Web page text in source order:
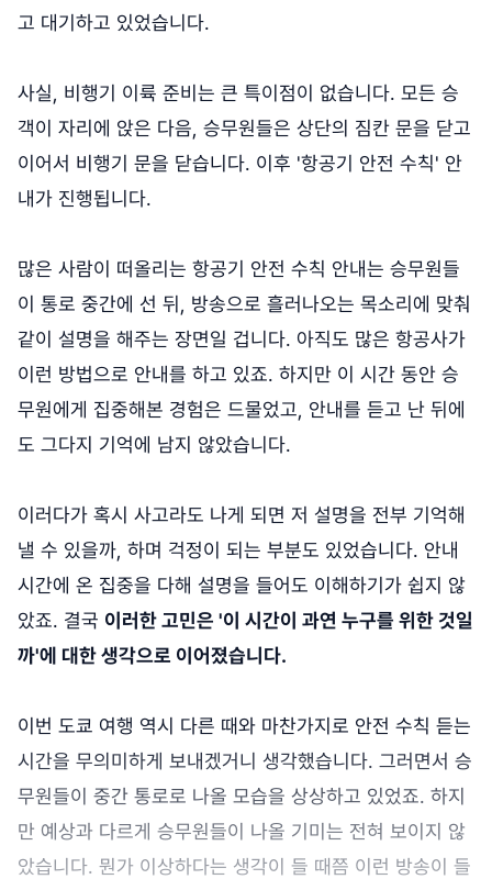
고 대기하고 있었습니다.
사실, 비행기 이륙 준비는 큰 특이점이 없습니다. 모든 승
객이 자리에 앉은 다음, 승무원들은 상단의 짐칸 문을 닫고
이어서 비행기 문을 닫습니다. 이후 '항공기 안전 수칙' 안
내가 진행됩니다.
많은 사람이 떠올리는 항공기 안전 수칙 안내는 승무원들
이 통로 중간에 선 뒤, 방송으로 흘러나오는 목소리에 맞춰
같이 설명을 해주는 장면일 겁니다. 아직도 많은 항공사가
이런 방법으로 안내를 하고 있죠. 하지만 이 시간 동안 승
무원에게 집중해본 경험은 드물었고, 안내를 듣고 난 뒤에
도 그다지 기억에 남지 않았습니다.
이러다가 혹시 사고라도 나게 되면 저 설명을 전부 기억해
낼 수 있을까, 하며 걱정이 되는 부분도 있었습니다. 안내
시간에 온 집중을 다해 설명을 들어도 이해하기가 쉽지 않
았죠. 결국 이러한 고민은 '이 시간이 과연 누구를 위한 것일
까'에 대한 생각으로 이어졌습니다.
이번 도쿄 여행 역시 다른 때와 마찬가지로 안전 수칙 듣는
시간을 무의미하게 보내겠거니 생각했습니다. 그러면서 승
무원들이 중간 통로로 나올 모습을 상상하고 있었죠. 하지
만 예상과 다르게 승무원들이 나올 기미는 전혀 보이지 않
았습니다. 뭔가 이상하다는 생각이 들 때쯤 이런 방송이 들